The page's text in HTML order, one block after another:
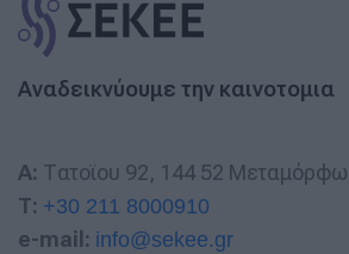
Αναδεικνύουμε την καινοτομια
A: Τατοϊου 92, 144 52
T: +30 211 8000910
e-mail: info@sekee.gr